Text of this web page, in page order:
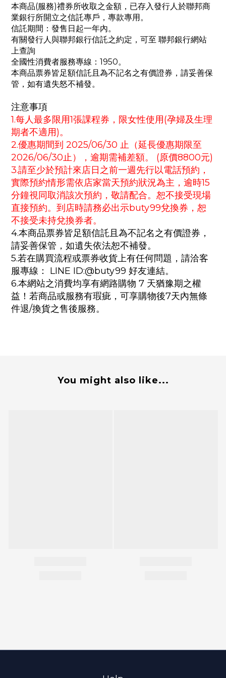
本商品(服務)禮券所收取之金額，已存入發行人於聯邦商
業銀行所開立之信託專戶，專款專用。
信託期間：發售日起一年內。
有關發行人與聯邦銀行信託之約定，可至 聯邦銀行網站
上查詢
全國性消費者服務專線：1950。
本商品票券皆足額信託且為不記名之有價證券，請妥善保
管，如有遺失怒不補發。
注意事項
1.每人最多限用1張課程券，限女性使用(孕婦及生理
期者不適用)。
2.優惠期間到 2025/06/30 止（延長優惠期限至
2026/06/30止），逾期需補差額。 (原價8800元)
3.請至少於預計來店日之前一週先行以電話預約，
實際預約情形需依店家當天預約狀況為主，逾時15
分鐘視同取消該次預約，敬請配合。恕不接受現場
直接預約。到店時請務必出示buty99兌換券，恕
不接受未持兌換券者。
4.本商品票券皆足額信託且為不記名之有價證券，
請妥善保管，如遺失依法恕不補發。
5.若在購買流程或票券收貨上有任何問題，請洽客
服專線： LINE ID:@buty99 好友連結。
6.本網站之消費均享有網路購物 7 天猶豫期之權
益！若商品或服務有瑕疵，可享購物後7天內無條
件退/換貨之售後服務。
You might also like...